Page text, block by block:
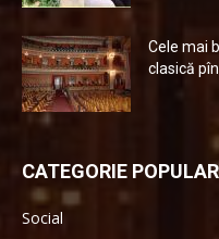
Cele mai
clasică
CATEGORIE
Social